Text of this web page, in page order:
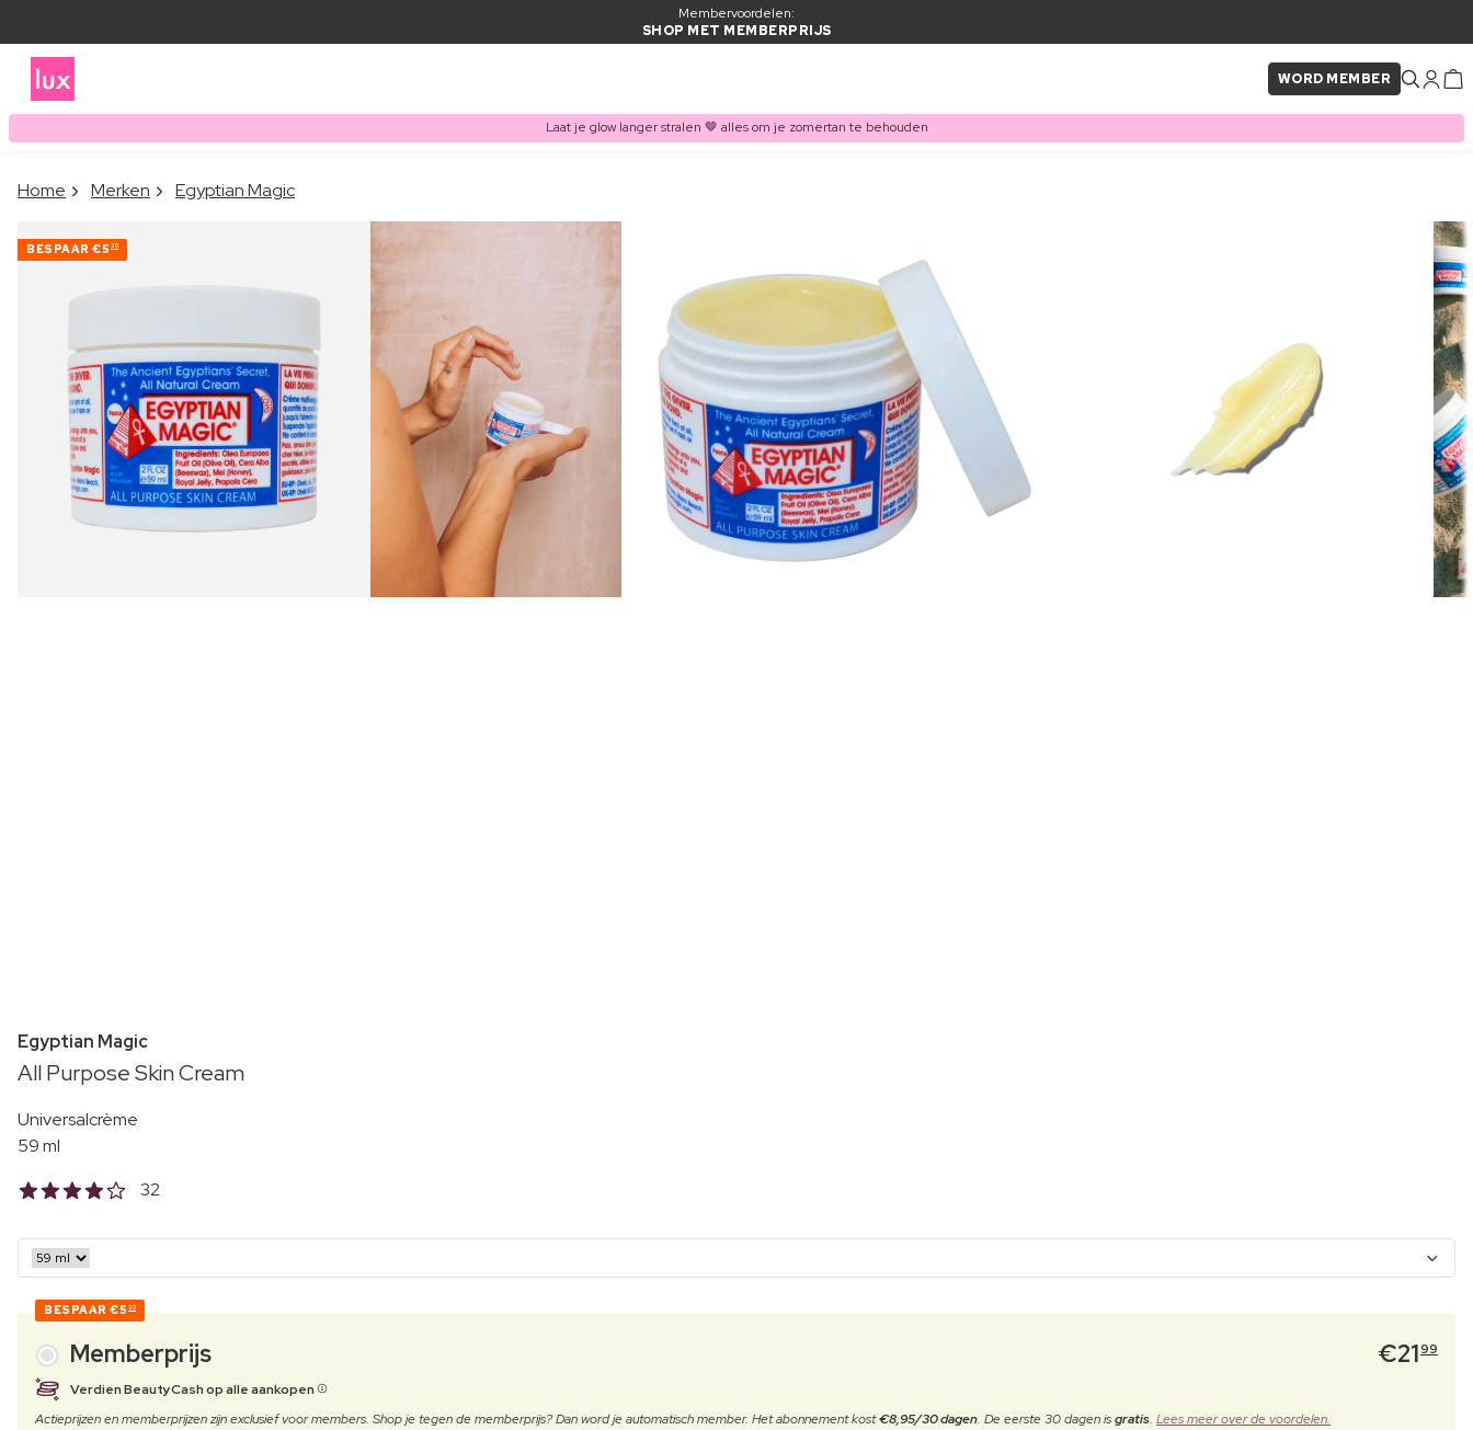
Membervoordelen:
SHOP MET MEMBERPRIJS
WORD MEMBER
Laat je glow langer stralen 🤎 alles om je zomertan te behouden
Home Merken Egyptian Magic
BESPAAR €5 30
Egyptian Magic
All Purpose Skin Cream
Universalcrème
59 ml
32
BESPAAR €5 30
Memberprijs €2199
Verdien BeautyCash op alle aankopen
Actieprijzen en memberprijzen zijn exclusief voor members. Shop je tegen de memberprijs? Dan word je automatisch member. Het abonnement kost€8,95/30 dagen. De eerste 30 dagen isgratis. Lees meer over de voordelen.